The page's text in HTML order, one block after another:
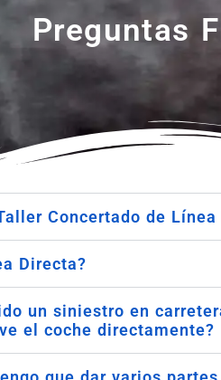
Preguntas
Concertado de Línea
Directa?
un siniestro en
el coche directamente?